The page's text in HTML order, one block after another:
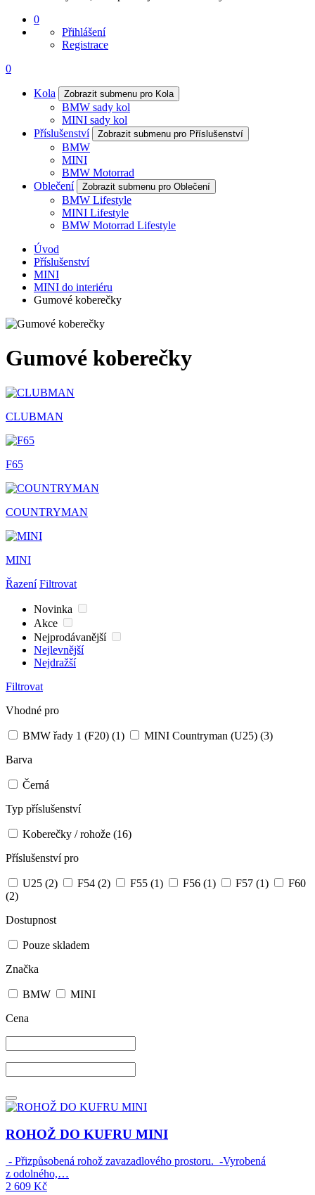
0
Přihlášení
Registrace
0
Kola Zobrazit submenu pro Kola
BMW sady kol
MINI sady kol
Příslušenství
Zobrazit submenu pro Příslušenství
BMW
MINI
BMW Motorrad
Oblečení
Zobrazit submenu pro Oblečení
BMW Lifestyle
MINI Lifestyle
BMW Motorrad Lifestyle
Úvod
Příslušenství
MINI
MINI do interiéru
Gumové koberečky
Gumové koberečky
CLUBMAN
F65
COUNTRYMAN
MINI
Řazení Filtrovat
Novinka
Akce
Nejprodávanější
Nejlevnější
Nejdražší
Filtrovat
Vhodné pro
BMW řady 1 (F20) (1) MINI Countryman (U25) (3)
Barva
Černá
Typ příslušenství
Koberečky / rohože (16)
Příslušenství pro
U25 (2) F54 (2) F55 (1) F56 (1) F57 (1)
F60
(2)
Dostupnost
Pouze skladem
Značka
BMW
MINI
Cena
ROHOŽ DO KUFRU MINI
- Přizpůsobená rohož zavazadlového prostoru. -Vyrobená
z odolného,…
2 609 Kč